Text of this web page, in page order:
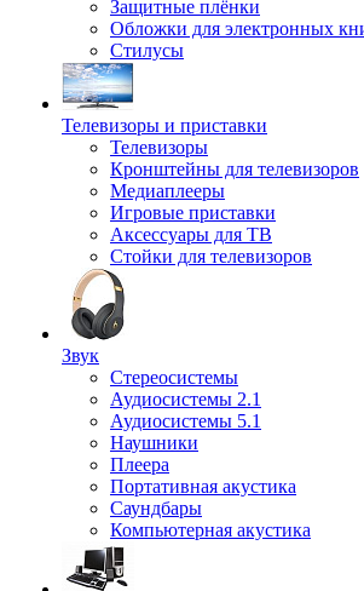
Защитные плёнки
Обложки для электронных
Стилусы
Телевизоры и приставки
Телевизоры
Кронштейны для телевизоров
Медиаплееры
Игровые приставки
Аксессуары для ТВ
Стойки для телевизоров
Звук
Стереосистемы
Аудиосистемы 2.1
Аудиосистемы 5.1
Наушники
Плеера
Портативная акустика
Саундбары
Компьютерная акустика